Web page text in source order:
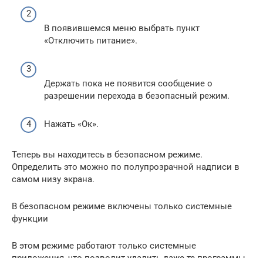
В появившемся меню выбрать пункт
«Отключить питание».
Держать пока не появится сообщение о
разрешении перехода в безопасный режим.
Нажать «Ок».
Теперь вы находитесь в безопасном режиме.
Определить это можно по полупрозрачной надписи в
самом низу экрана.
В безопасном режиме включены только системные
функции
В этом режиме работают только системные